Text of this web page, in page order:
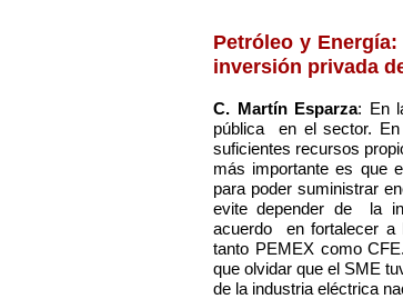
Petróleo y
inversión privada
C. Martín Esparza: En
pública en el sector.
suficientes recursos
más importante es que
para poder suministrar
evite depender de la
acuerdo en fortalecer a
tanto PEMEX como
que olvidar que el SME
de la industria eléctrica